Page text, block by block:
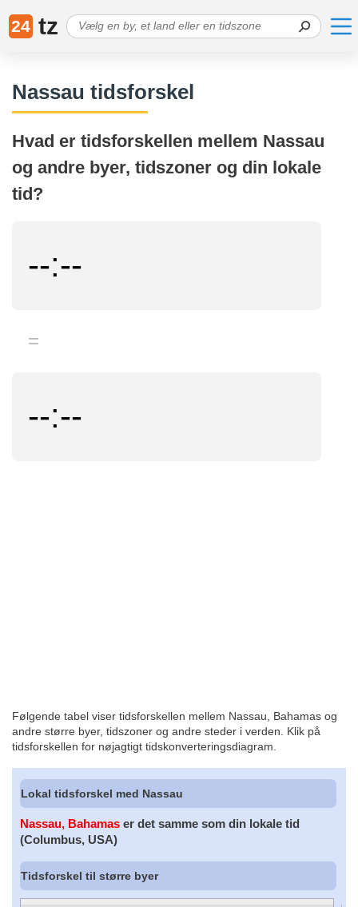
24 tz
Nassau tidsforskel
Hvad er tidsforskellen mellem Nassau
og andre byer, tidszoner og din lokale
tid?
--:--
=
--:--
Følgende tabel viser tidsforskellen mellem Nassau, Bahamas og
andre større byer, tidszoner og andre steder i verden. Klik på
tidsforskellen for nøjagtigt tidskonverteringsdiagram.
Lokal tidsforskel med Nassau
Nassau, Bahamas er det samme som din lokale tid
(Columbus, USA)
Tidsforskel til større byer